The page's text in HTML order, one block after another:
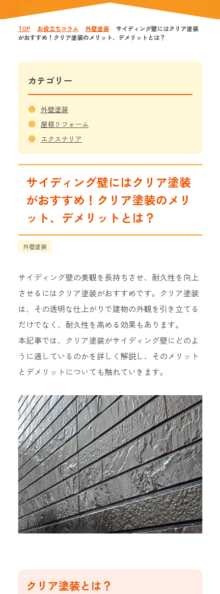
TOP お役立ちコラム 外壁塗装
サイディング壁にはクリア塗装
がおすすめ！クリア塗装のメリット、デメリットとは？
サイディング壁にはクリア塗装
がおすすめ！クリア塗装のメリ
ット、デメリットとは？
外壁塗装
サイディング壁の美観を長持ちさせ、耐久性を向上
させるにはクリア塗装がおすすめです。クリア塗装
は、その透明な仕上がりで建物の外観を引き立てる
だけでなく、耐久性を高める効果もあります。
本記事では、クリア塗装がサイディング壁にどのよ
うに適しているのかを詳しく解説し、そのメリット
とデメリットについても触れていきます。
クリア塗装とは？
カテゴリー
● 外壁塗装
● 屋根リフォーム
● エクステリア